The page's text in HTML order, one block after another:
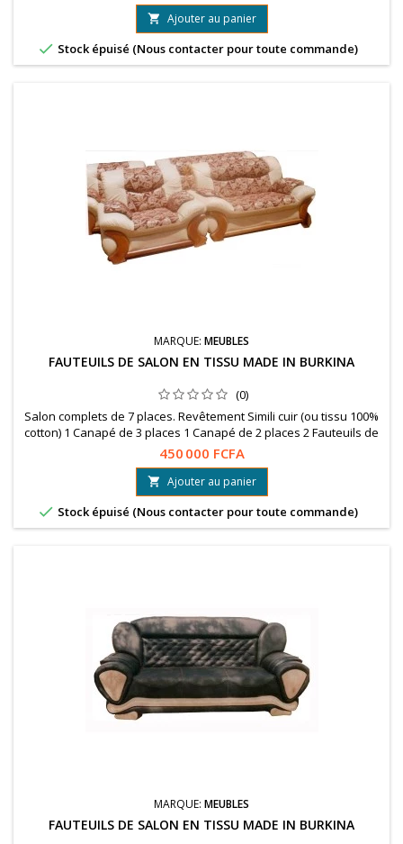
 Ajouter au panier
 Stock épuisé (Nous contacter pour toute commande)
MARQUE: MEUBLES
FAUTEUILS DE SALON EN TISSU MADE IN BURKINA
(0)
Salon complets de 7 places. Revêtement Simili cuir (ou tissu 100%
cotton) 1 Canapé de 3 places 1 Canapé de 2 places 2 Fauteuils de
1 place
450 000 FCFA
 Ajouter au panier
 Stock épuisé (Nous contacter pour toute commande)
MARQUE: MEUBLES
FAUTEUILS DE SALON EN TISSU MADE IN BURKINA